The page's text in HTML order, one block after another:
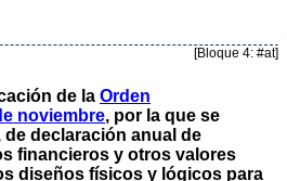
[Bloque 4: #at]
de la Orden
noviembre, por la que se
de declaración anual de
financieros y otros valores
diseños físicos y lógicos para